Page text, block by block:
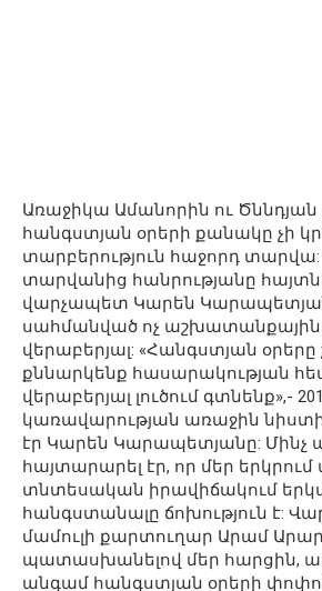
Առաջիկա Ամանորին ու
հանգստյան օրերի քանակը չի
տարբերություն հաջորդ տարվա:
տարվանից հանրությանը
վարչապետ Կարեն
սահմանված ոչ աշխատանքային
վերաբերյալ: «Հանգստյան օրերը
քննարկենք հասարակության
վերաբերյալ լուծում գտնենք»,-
կառավարության առաջին
էր Կարեն Կարապետյանը: Մինչ
հայտարարել էր, որ մեր
տնտեսական իրավիճակում
հանգստանալը ճոխություն է:
մամուլի քարտուղար Արամ
պատասխանելով մեր հարցին,
անգամ հանգստյան օրերի